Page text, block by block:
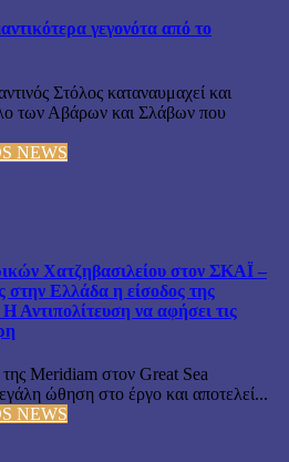
γεγονότα από το
Στόλος καταναυμαχεί και
των Αβάρων και Σλάβων που
NEWS
Χατζηβασιλείου στον ΣΚΑΪ –
στην Ελλάδα η είσοδος της
Αντιπολίτευση να αφήσει τις
Meridiam στον Great Sea
ώθηση στο έργο και αποτελεί...
NEWS